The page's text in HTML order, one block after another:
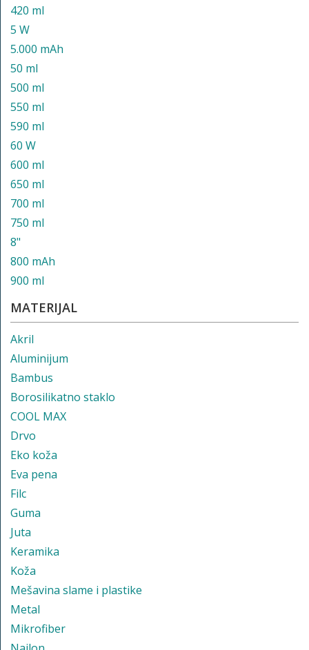
420 ml
5 W
5.000 mAh
50 ml
500 ml
550 ml
590 ml
60 W
600 ml
650 ml
700 ml
750 ml
8"
800 mAh
900 ml
MATERIJAL
Akril
Aluminijum
Bambus
Borosilikatno staklo
COOL MAX
Drvo
Eko koža
Eva pena
Filc
Guma
Juta
Keramika
Koža
Mešavina slame i plastike
Metal
Mikrofiber